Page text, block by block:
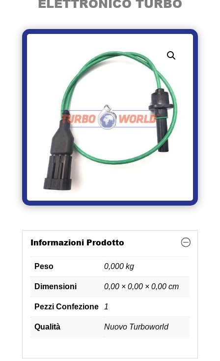
ELETTRONICO TURBO
Informazioni Prodotto
Peso 0,000 kg
Dimensioni 0,00 × 0,00 × 0,00 cm
Pezzi Confezione 1
Qualità Nuovo Turboworld